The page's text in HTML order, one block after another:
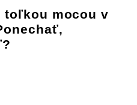
toľkou mocou v